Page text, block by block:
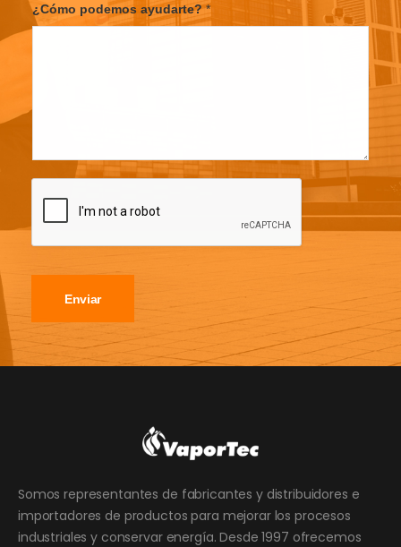
¿Cómo podemos ayudarte?*
Enviar
Somos representantes de fabricantes y distribuidores e
importadores de productos para mejorar los procesos
industriales y conservar energía. Desde 1997 ofrecemos